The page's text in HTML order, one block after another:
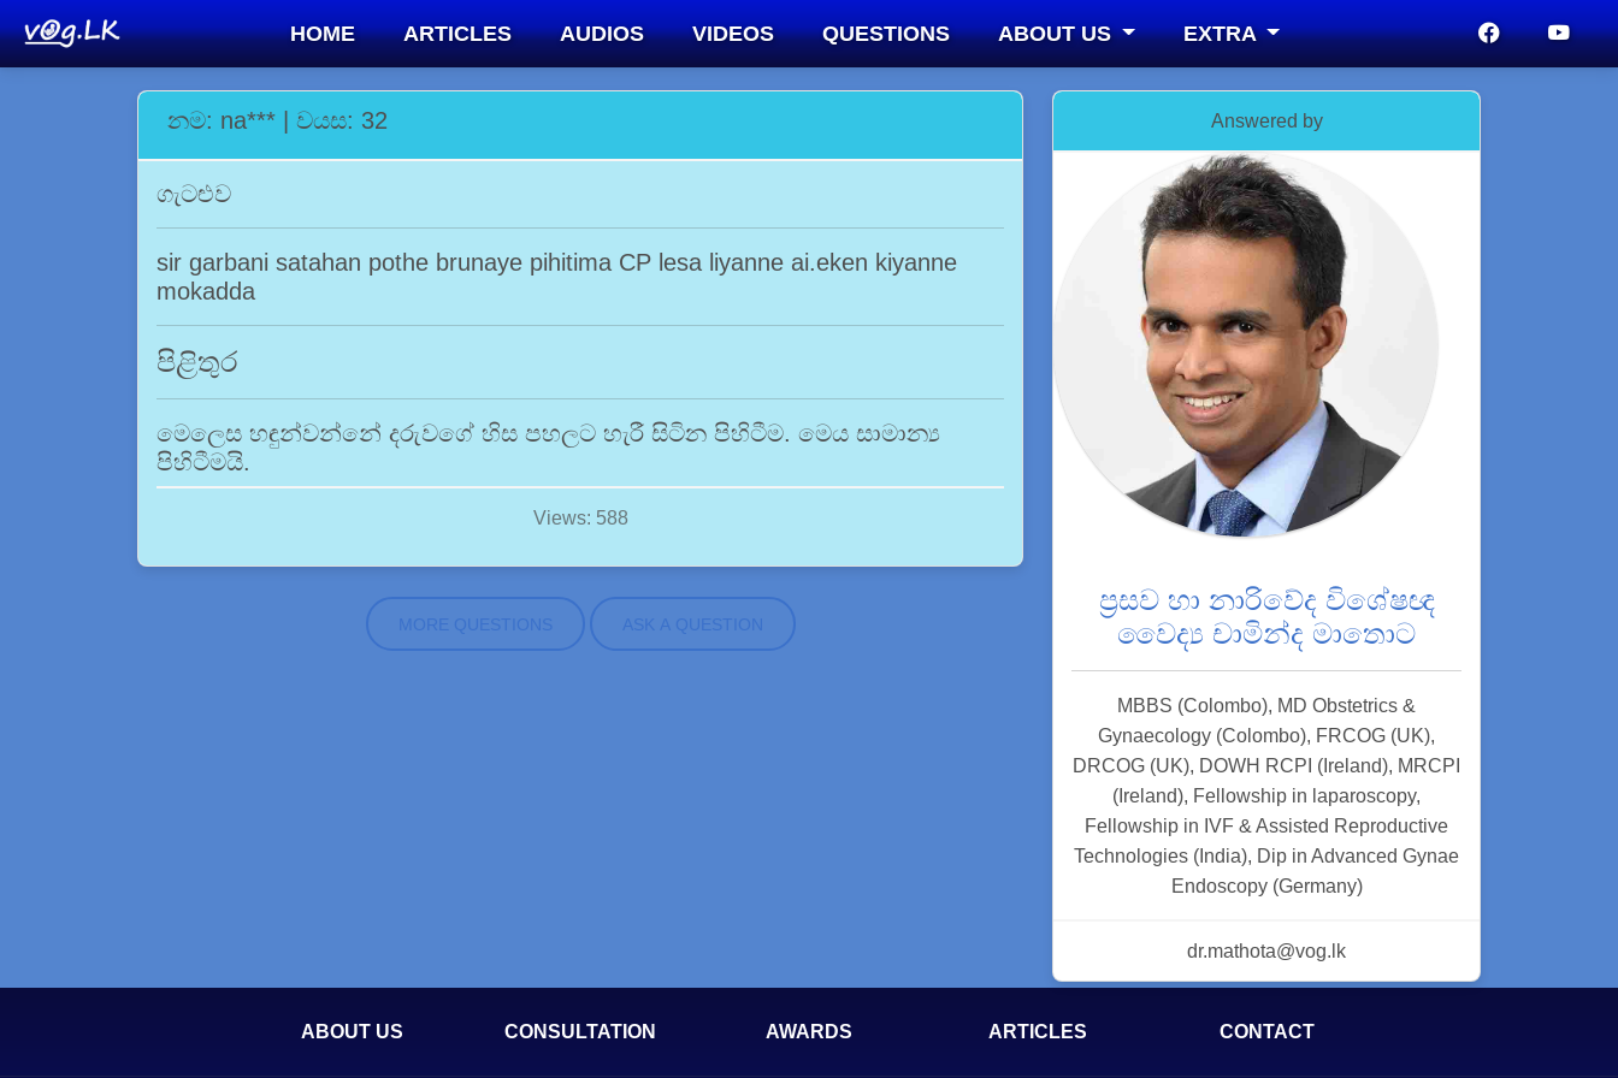
HOME ARTICLES AUDIOS VIDEOS QUESTIONS ABOUT US EXTRA
නම: na*** | වයස: 32
ගැටළුව
sir garbani satahan pothe brunaye pihitima CP lesa liyanne ai.eken kiyanne
mokadda
පිළිතුර
මෙලෙස හඳුන්වන්නේ දරුවගේ හිස පහලට හැරී සිටින පිහිටීම. මෙය සාමාන්‍ය
පිහිටීමයි.
Views: 588
MORE QUESTIONS ASK A QUESTION
Answered by
ප්‍රසව හා නාරිවේද විශේෂඥ
වෛද්‍ය චාමින්ද මාතොට
MBBS (Colombo), MD Obstetrics &
Gynaecology (Colombo), FRCOG (UK),
DRCOG (UK), DOWH RCPI (Ireland), MRCPI
(Ireland), Fellowship in laparoscopy,
Fellowship in IVF & Assisted Reproductive
Technologies (India), Dip in Advanced Gynae
Endoscopy (Germany)
dr.mathota@vog.lk
ABOUT US CONSULTATION AWARDS ARTICLES CONTACT